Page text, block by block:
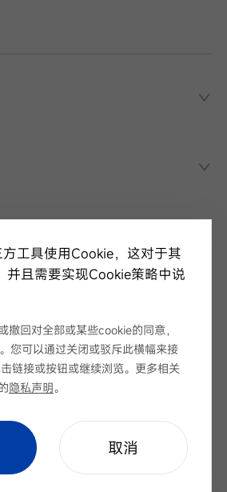
科技股份有限公司 版权所有
| 网站地图 隐私声明
工具使用Cookie，这对于其
并且需要实现Cookie策略中说
撤回对全部或某些cookie的同意，
您可以通过关闭或驳斥此横幅来接
链接或按钮或继续浏览。更多相关
隐私声明。
取消
cookie setting